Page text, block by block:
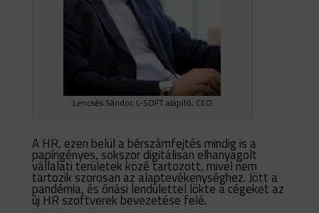
Lencsés Sándor, L-SOFT alapító, CEO
A HR, ezen belül a bérszámfejtés mindig is a
papírigényes, sokszor digitálisan elhanyagolt
vállalati területek közé tartozott, mivel nem
tartozik szorosan az alaptevékenységhez. Jött a
pandémia, és óriási lendülettel lökte a cégeket az
új HR szoftverek bevezetése felé.